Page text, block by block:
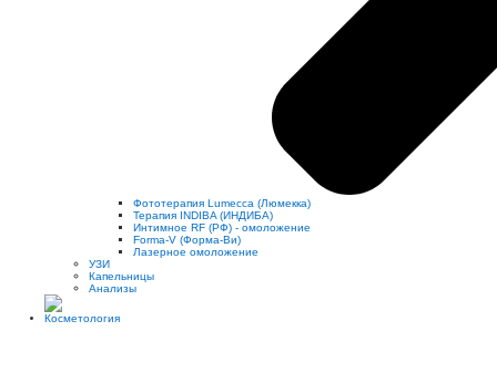
Фототерапия Lumecca (Люмекка)
Терапия INDIBA (ИНДИБА)
Интимное RF (РФ) - омоложение
Forma-V (Форма-Ви)
Лазерное омоложение
УЗИ
Капельницы
Анализы
Косметология